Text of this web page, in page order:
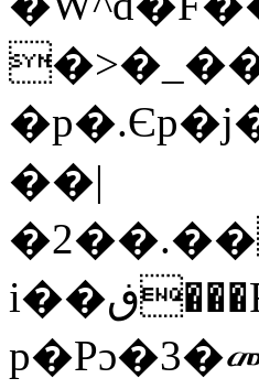
��|
i��ڧ���RQV����0������+�<��E�dZ���u����f.%,԰D�> ?